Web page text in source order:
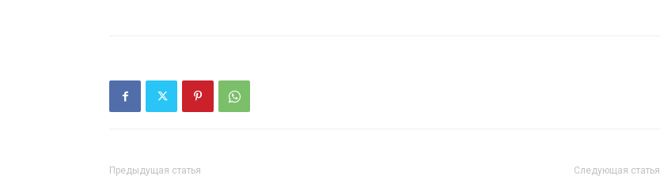
Предыдущая статья Следующая статья